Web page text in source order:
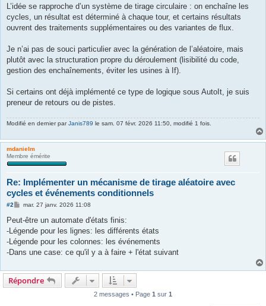
L’idée se rapproche d’un système de tirage circulaire : on enchaîne les
cycles, un résultat est déterminé à chaque tour, et certains résultats
ouvrent des traitements supplémentaires ou des variantes de flux.
Je n’ai pas de souci particulier avec la génération de l’aléatoire, mais
plutôt avec la structuration propre du déroulement (lisibilité du code,
gestion des enchaînements, éviter les usines à If).
Si certains ont déjà implémenté ce type de logique sous AutoIt, je suis
preneur de retours ou de pistes.
Modifié en dernier parJanis789 le sam. 07 févr. 2026 11:50, modifié 1 fois.
mdanielm
Membre émérite
Re: Implémenter un mécanisme de tirage aléatoire avec
cycles et événements conditionnels
#2
M
s
a
g
e
mar. 27 janv. 2026 11:08
Peut-être un automate d'états finis:
-Légende pour les lignes: les différents états
-Légende pour les colonnes: les événements
-Dans une case: ce qu'il y a à faire + l'état suivant
Répondre
2 messages • Page 1 sur 1